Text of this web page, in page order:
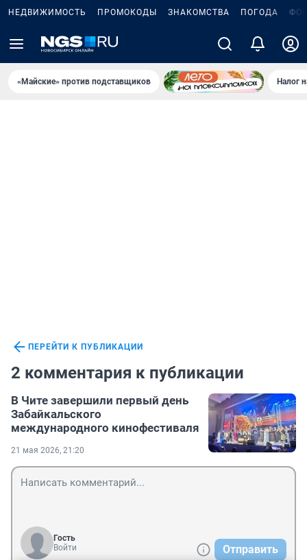
НЕДВИЖИМОСТЬ ПРОМОКОДЫ ЗНАКОМСТВА ПОГОДА
«Майские» против подставщиков Налог
ПЕРЕЙТИ К ПУБЛИКАЦИИ
2 комментария к публикации
В Чите завершили первый день
Забайкальского
международного кинофестиваля
21 мая 2026, 21:20
Гость
Войти
Отправить